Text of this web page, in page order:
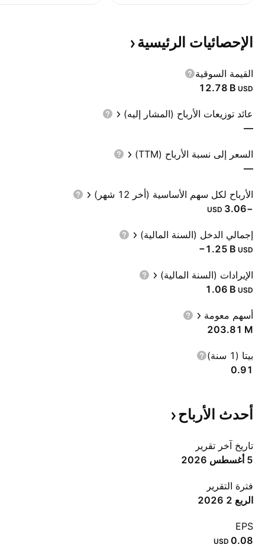
الإحصائيات الرئيسية
القيمة السوقية
‪12.78 B‬ USD
عائد توزيعات الأرباح (المشار إليه)
—
السعر إلى نسبة الأرباح (TTM)
—
الأرباح لكل سهم الأساسية (أخر 12 شهر)
−3.06
USD
إجمالي الدخل (السنة المالية)
‪−1.25 B‬ USD
الإيرادات (السنة المالية)
‪1.06 B‬ USD
أسهم معومة
‪203.81 M‬
بيتا (1 سنة)
0.91
أحدث الأرباح
تاريخ آخر تقرير
5 أغسطس 2026
فترة التقرير
الربع 2 ‎2026‎
EPS
0.08
USD